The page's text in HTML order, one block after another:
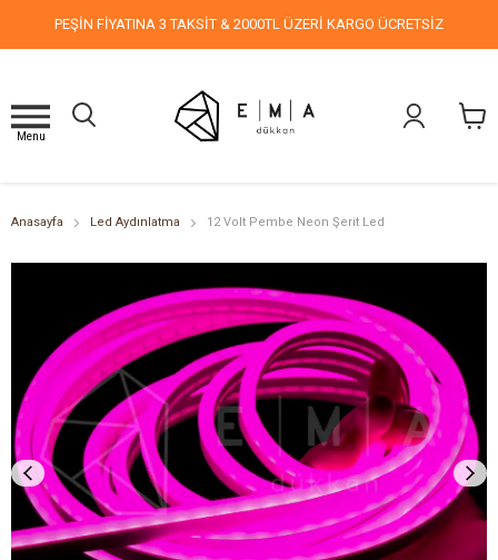
PEŞİN FİYATINA 3 TAKSİT & 2000TL ÜZERİ KARGO ÜCRETSİZ
Menu
Anasayfa Led Aydınlatma 12 Volt Pembe Neon Şerit Led